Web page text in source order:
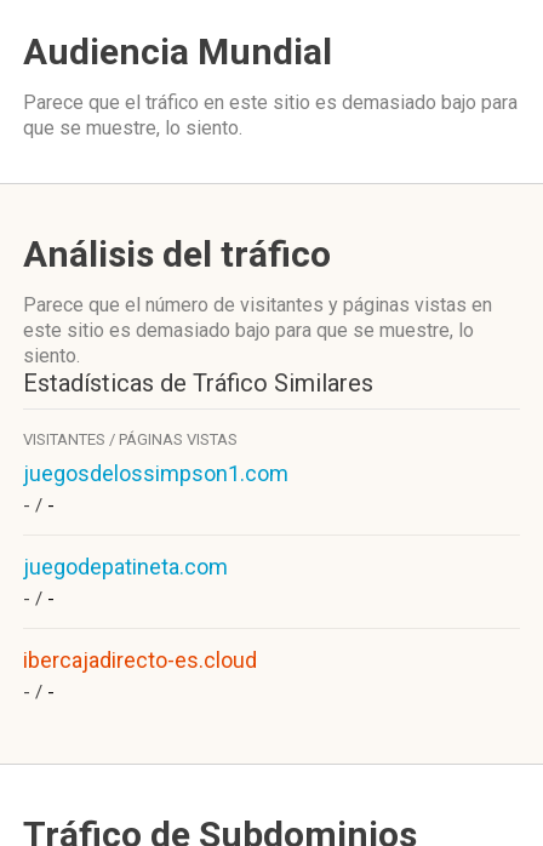
Audiencia Mundial
Parece que el tráfico en este sitio es demasiado bajo para
que se muestre, lo siento.
Análisis del tráfico
Parece que el número de visitantes y páginas vistas en
este sitio es demasiado bajo para que se muestre, lo
siento.
Estadísticas de Tráfico Similares
VISITANTES / PÁGINAS VISTAS
juegosdelossimpson1.com
- / -
juegodepatineta.com
- / -
ibercajadirecto-es.cloud
- / -
Tráfico de Subdominios